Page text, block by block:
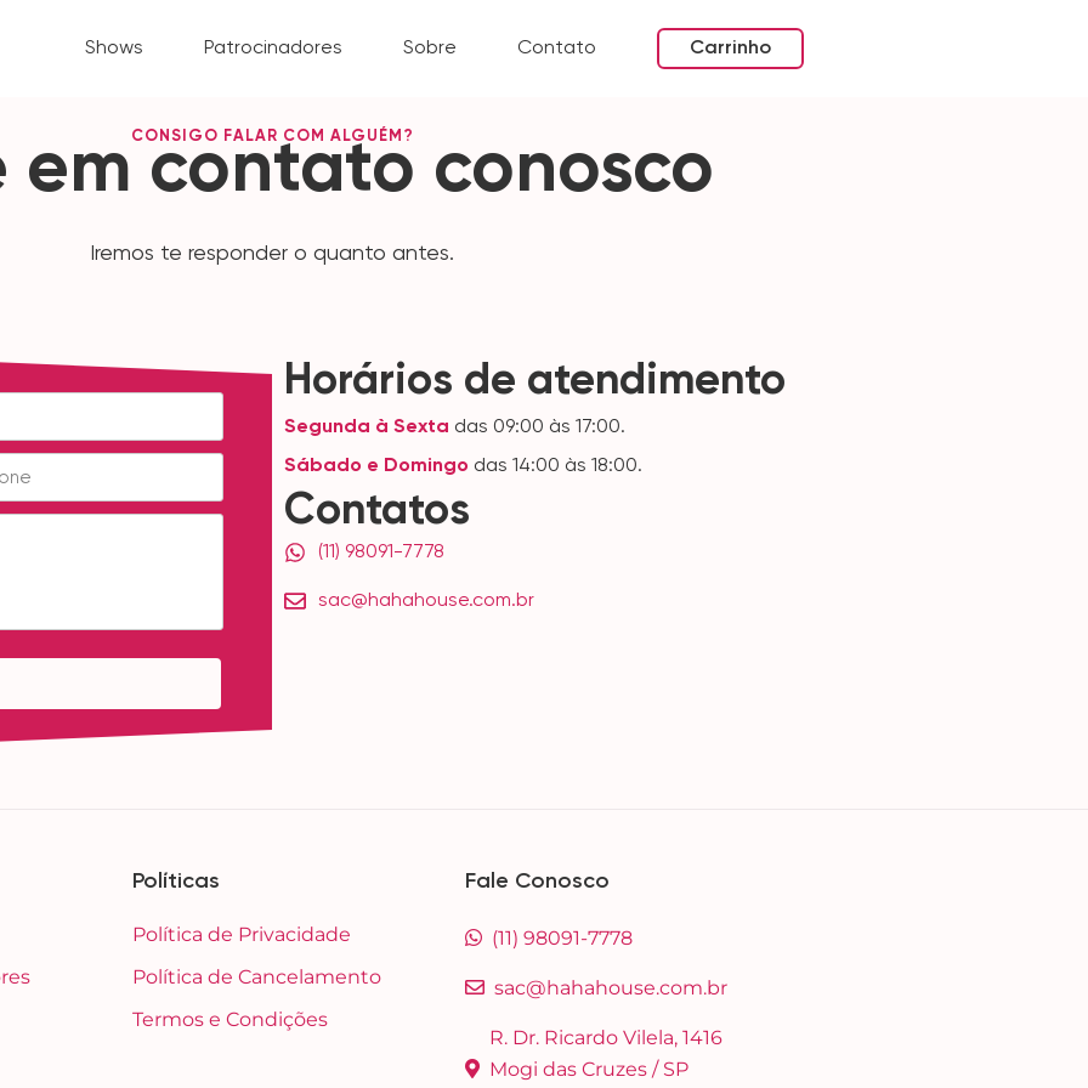
Shows Patrocinadores Sobre Contato Carrinho
CONSIGO FALAR COM ALGUÉM?
em contato conosco
Iremos te responder o quanto antes.
Horários de atendimento
Segunda à Sexta das 09:00 às 17:00.
Sábado e Domingo das 14:00 às 18:00.
Contatos
(11) 98091-7778
sac@hahahouse.com.br
Políticas
Política de Privacidade
Política de Cancelamento
Termos e Condições
Fale Conosco
(11) 98091-7778
sac@hahahouse.com.br
R. Dr. Ricardo Vilela, 1416
Mogi das Cruzes / SP